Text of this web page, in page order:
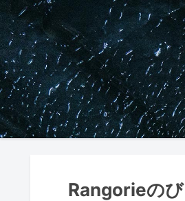
Rangorieの